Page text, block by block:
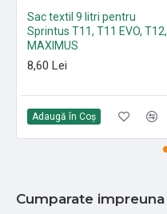
Sac textil 9 litri pentru
Sprintus T11, T11 EVO, T12,
MAXIMUS
8,60 Lei
Adaugă în Coş
Cumparate impreuna